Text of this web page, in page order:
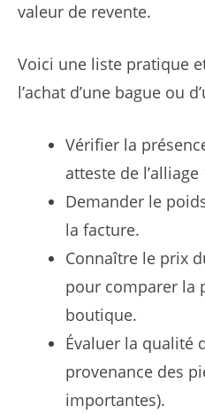
valeur de revente.
Voici une liste pratique
l’achat d’une bague ou
Vérifier la
atteste de l’alliage
Demander le
la facture.
Connaître le prix
pour comparer la
boutique.
Évaluer la qualité
provenance des
importantes).